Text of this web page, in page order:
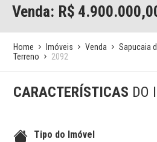
Venda: R$
Home Imóveis Venda Sapucaia
Terreno
2092
CARACTERÍSTICAS DO
Tipo do Imóvel